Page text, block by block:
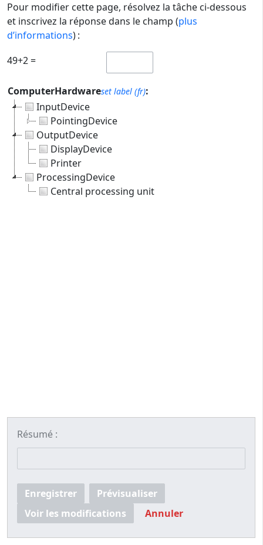
Pour modifier cette page, résolvez la tâche ci-dessous
et inscrivez la réponse dans le champ (plus
d’informations) :
49+2 =
ComputerHardwareset label (fr):
InputDevice
PointingDevice
OutputDevice
DisplayDevice
Printer
ProcessingDevice
Central processing unit
Résumé :
Enregistrer
Prévisualiser
Voir les modifications
Annuler